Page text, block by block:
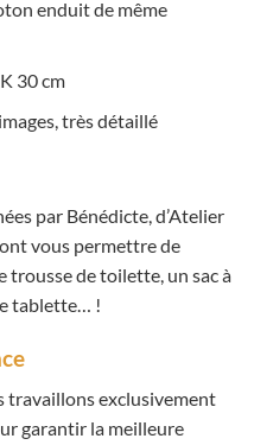
enduit de même
30 cm
très détaillé
par Bénédicte, d’Atelier
vous permettre de
trousse de toilette, un sac à
tablette… !
travaillons exclusivement
garantir la meilleure